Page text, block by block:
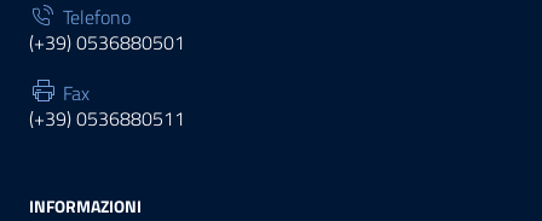
Telefono
(+39) 0536880501
Fax
(+39) 0536880511
INFORMAZIONI